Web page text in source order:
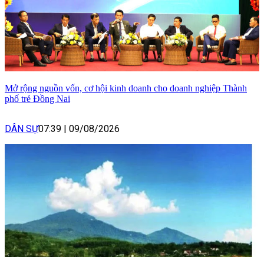
Mở rộng nguồn vốn, cơ hội kinh doanh cho doanh nghiệp Thành
phố trẻ Đồng Nai
DÂN SỰ07:39 09/08/2026